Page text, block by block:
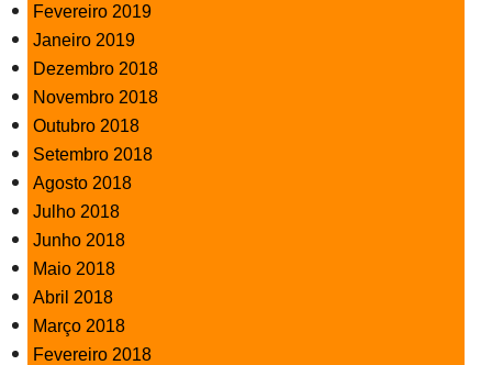
Fevereiro 2019
Janeiro 2019
Dezembro 2018
Novembro 2018
Outubro 2018
Setembro 2018
Agosto 2018
Julho 2018
Junho 2018
Maio 2018
Abril 2018
Março 2018
Fevereiro 2018